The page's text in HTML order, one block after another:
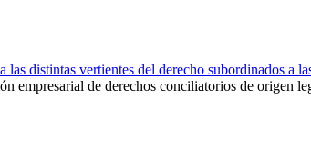
distintas vertientes del derecho subordinados a
empresarial de derechos conciliatorios de origen